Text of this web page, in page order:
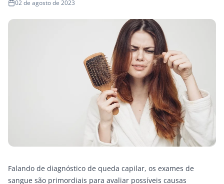
02 de agosto de 2023
Falando de diagnóstico de queda capilar, os exames de
sangue são primordiais para avaliar possíveis causas